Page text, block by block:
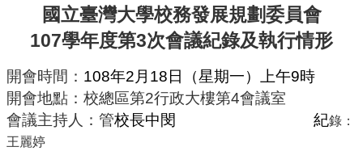
大
校
訊
English
網
站
導
國立臺灣大學校務發展規劃委員會
107學年度第3次會議紀錄及執行情形
開會時間： 108年2 月 18 日 （星期一）上午9時
開會地點：校總區第2行政大樓第4會議室
會議主持人：管校長中閔 紀錄：
王麗婷